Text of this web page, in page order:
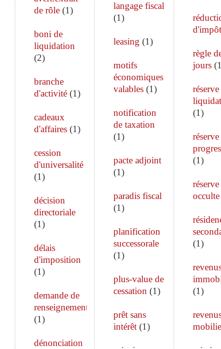
de rôle (1)
boni de
liquidation
(2)
branche
d'activité (1)
cadeaux
d'affaires (1)
cession
d'universalité
(1)
décision
directoriale
(1)
délais
d'imposition
(1)
demande de
renseignements
(1)
dénonciation
langage fiscal
(1)
leasing (1)
motifs
économiques
valables(1)
notification
de taxation
(1)
pacte adjoint
(1)
paradis fiscal
(1)
planification
successorale
(1)
plus-value de
cessation (1)
prêt sans
intérêt(1)
d'impôt
règle
jours(
(1)
(1)
réserve
occulte
(1)
(1)